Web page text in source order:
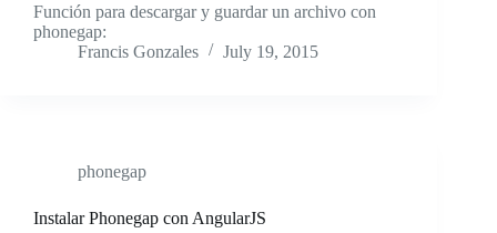
Función para descargar y guardar un archivo con
phonegap:
Francis Gonzales
July 19, 2015
phonegap
Instalar Phonegap con AngularJS